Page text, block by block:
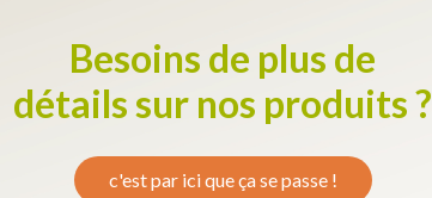
Besoins de plus de
détails sur nos produits ?
c'est par ici que ça se passe !